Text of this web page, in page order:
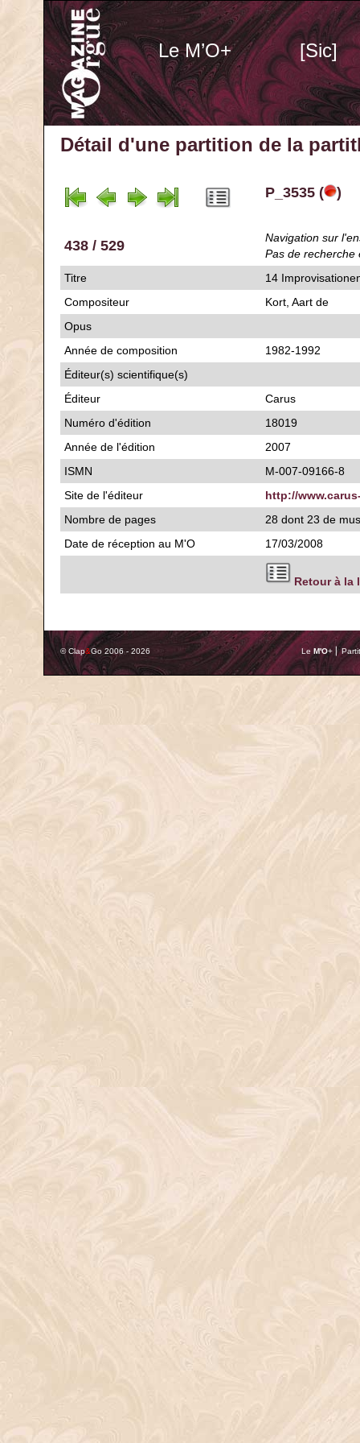
Le M’O+ [Sic]
Détail d'une partition de la
P_3535 ( )
438 / 529
Navigation sur
Pas de recherche
Titre
14
Compositeur
Kort, Aart de
Opus
Année de composition
1982-1992
Éditeur(s) scientifique(s)
Éditeur
Carus
Numéro d'édition
18019
Année de l'édition
2007
ISMN
M-007-09166-8
Site de l'éditeur
http://
Nombre de pages
28 dont 23 de
Date de réception au M'O
17/03/2008
Retour à la
© Clap&Go 2006 - 2026 Le M'O+ ⎢